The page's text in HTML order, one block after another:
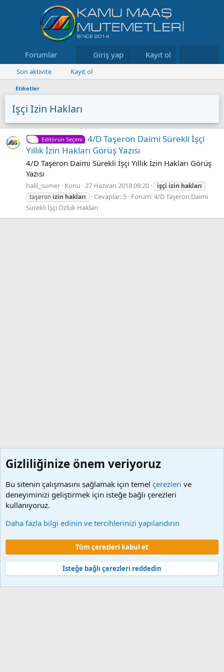
Forumlar Neler yeni Kaynaklar
Giriş yap Kayıt ol
Son aktivite Kayıt ol
Etiketler
Işçi Izin Hakları
Editörün Seçimi
4/D Taşeron Daimi Sürekli İşçi
Yıllık İzin Hakları Görüş Yazısı
4/D Taşeron Daimi Sürekli İşçi Yıllık İzin Hakları Görüş
Yazısı
halil_sumer Konu 27 Haziran 2018 09:20 işçi izin hakları
taşeron izin hakları Cevaplar: 5 Forum:4/D Taşeron Daimi
Sürekli İşçi Özlük Hakları
Çerezler
Şartlar ve kurallar
Gizlilik politikası Yardım Ana sayfa
Community platform by XenForo © 2010-2024 XenForo Ltd.
Türkçe yama 🇹🇷 [XGT] Yazılım ve web hizmetleri 2014-2024
Gizliliğinize önem veriyoruz
Bu sitenin çalışmasını sağlamak için temel çerezleri ve
deneyiminizi geliştirmek için isteğe bağlı çerezleri
kullanıyoruz.
Daha fazla bilgi edinin ve tercihlerinizi yapılandırın
Tüm çerezleri kabul et
İsteğe bağlı çerezleri reddedin